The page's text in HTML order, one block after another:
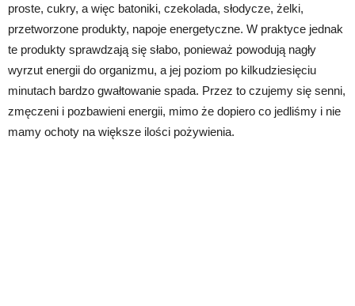
proste, cukry, a więc batoniki, czekolada, słodycze, żelki,
przetworzone produkty, napoje energetyczne. W praktyce jednak
te produkty sprawdzają się słabo, ponieważ powodują nagły
wyrzut energii do organizmu, a jej poziom po kilkudziesięciu
minutach bardzo gwałtowanie spada. Przez to czujemy się senni,
zmęczeni i pozbawieni energii, mimo że dopiero co jedliśmy i nie
mamy ochoty na większe ilości pożywienia.